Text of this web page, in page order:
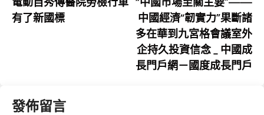
章
導
有了新國標
中國經濟“韌實力”果斷諸
多在華到九宮格會議室外
企持久投資信念 _ 中國成
長門戶網－國度成長門戶
發佈留言